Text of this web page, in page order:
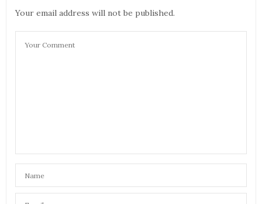
Your email address will not be published.